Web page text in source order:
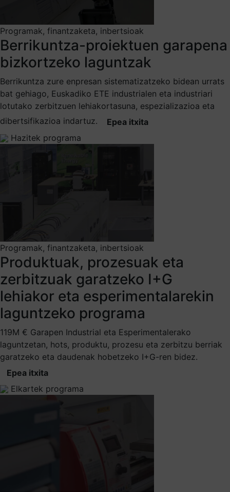
Programak, finantzaketa, inbertsioak
Berrikuntza-proiektuen garapena
bizkortzeko laguntzak
Berrikuntza zure enpresan sistematizatzeko bidean urrats
bat gehiago, Euskadiko ETE industrialen eta industriari
lotutako zerbitzuen lehiakortasuna, espezializazioa eta
dibertsifikazioa indartuz.
Epea itxita
Hazitek programa
Programak, finantzaketa, inbertsioak
Produktuak, prozesuak eta
zerbitzuak garatzeko I+G
lehiakor eta esperimentalarekin
laguntzeko programa
119M € Garapen Industrial eta Esperimentalerako
laguntzetan, hots, produktu, prozesu eta zerbitzu berriak
garatzeko eta daudenak hobetzeko I+G-ren bidez.
Epea itxita
Elkartek programa